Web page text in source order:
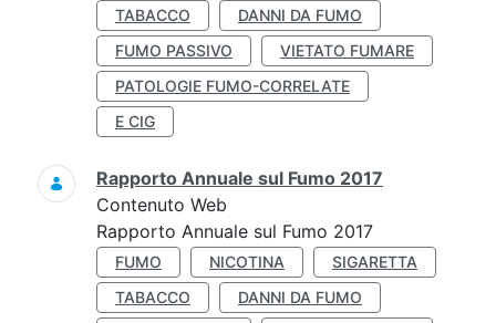
TABACCO
DANNI DA FUMO
FUMO PASSIVO
VIETATO FUMARE
PATOLOGIE FUMO-CORRELATE
E CIG
Rapporto Annuale sul Fumo 2017
Contenuto Web
Rapporto Annuale sul Fumo 2017
FUMO NICOTINA
SIGARETTA
TABACCO
DANNI DA FUMO